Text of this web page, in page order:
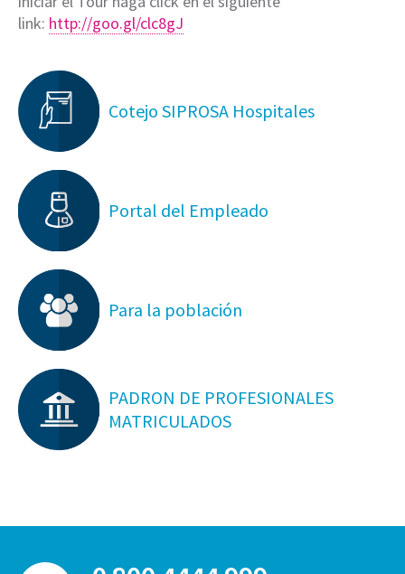
link: http://goo.gl/clc8gJ
Cotejo SIPROSA Hospitales
Portal del Empleado
Para la población
PADRON DE PROFESIONALES
MATRICULADOS